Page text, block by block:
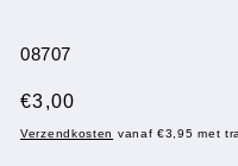
SKU:
08707
Normale
prijs
€3,00
Verzendkosten vanaf €3,95 met